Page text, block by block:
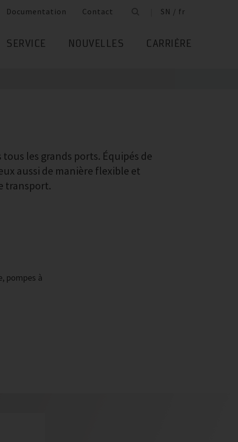
Documentation Contact SN / fr
SERVICE NOUVELLES CARRIÈRE
les grands ports. Équipés de
aussi de manière flexible et
transport.
pompes à